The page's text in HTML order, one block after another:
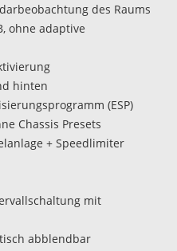
des Raums
ohne adaptive
hinten
(ESP)
Chassis Presets
+ Speedlimiter
mit
abblendbar